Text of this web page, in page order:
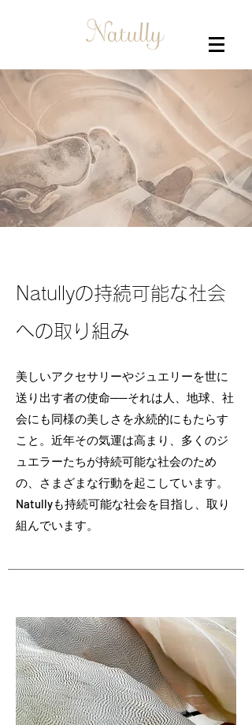
​Natullyの持続可能な社会
への取り組み
美しいアクセサリーやジュエリーを世に
送り出す者の使命──それは人、地球、社
会にも同様の美しさを永続的にもたらす
こと。近年その気運は高まり、多くのジ
ュエラーたちが持続可能な社会のため
の、さまざまな行動を起こしています。
Natullyも持続可能な社会を目指し、取り
組んでいます。